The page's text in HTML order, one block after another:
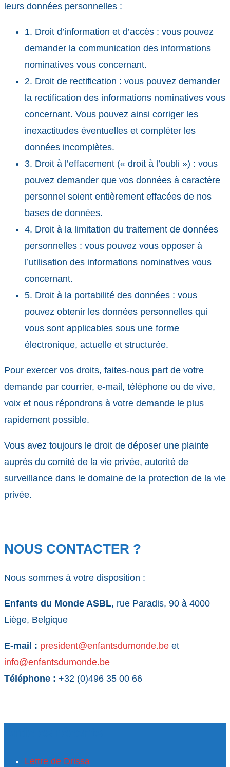
leurs données personnelles :
1. Droit d’information et d’accès : vous pouvez
demander la communication des informations
nominatives vous concernant.
2. Droit de rectification : vous pouvez demander
la rectification des informations nominatives vous
concernant. Vous pouvez ainsi corriger les
inexactitudes éventuelles et compléter les
données incomplètes.
3. Droit à l’effacement (« droit à l’oubli ») : vous
pouvez demander que vos données à caractère
personnel soient entièrement effacées de nos
bases de données.
4. Droit à la limitation du traitement de données
personnelles : vous pouvez vous opposer à
l’utilisation des informations nominatives vous
concernant.
5. Droit à la portabilité des données : vous
pouvez obtenir les données personnelles qui
vous sont applicables sous une forme
électronique, actuelle et structurée.
Pour exercer vos droits, faites-nous part de votre
demande par courrier, e-mail, téléphone ou de vive,
voix et nous répondrons à votre demande le plus
rapidement possible.
Vous avez toujours le droit de déposer une plainte
auprès du comité de la vie privée, autorité de
surveillance dans le domaine de la protection de la vie
privée.
NOUS CONTACTER ?
Nous sommes à votre disposition :
Enfants du Monde ASBL, rue Paradis, 90 à 4000
Liège, Belgique
E-mail : eb.ed
nomud
stnaf
ne@tn
edise
rp
et
eb.ed
nomud
stnaf
ne@of
ni
Téléphone : +32 (0)496 35 00 66
Lettre de Drissa